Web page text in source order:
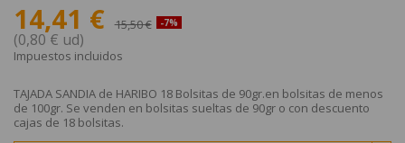
14,41 € 15,50 € -7%
(0,80 € ud)
Impuestos incluidos
TAJADA SANDIA de HARIBO 18 Bolsitas de 90gr.en bolsitas de menos
de 100gr. Se venden en bolsitas sueltas de 90gr o con descuento
cajas de 18 bolsitas.